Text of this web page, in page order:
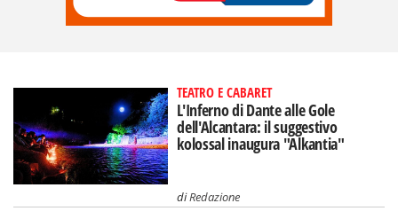
TEATRO E CABARET
L'Inferno di Dante alle Gole
dell'Alcantara: il suggestivo
kolossal inaugura "Alkantia"
diRedazione